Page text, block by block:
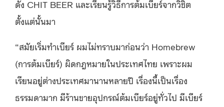
ดัง CHIT BEER และเรียนรู้วิธีการต้มเบียร์จากวิชิต
ตั้งแต่นั้นมา
“สมัยเริ่มทำเบียร์ ผมไม่ทราบมาก่อนว่า Homebrew
(การต้มเบียร์) ผิดกฎหมายในประเทศไทย เพราะผม
เรียนอยู่ต่างประเทศมานานหลายปี เรื่องนี้เป็นเรื่อง
ธรรมดามาก มีร้านขายอุปกรณ์ต้มเบียร์อยู่ทั่วไป มีเบียร์